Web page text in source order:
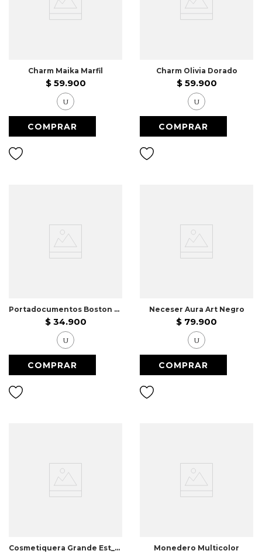
Charm Maika Marfil
$ 59.900
U
Charm Olivia Dorado
$ 59.900
U
Portadocumentos Boston Morado
$ 34.900
U
Neceser Aura Art Negro
$ 79.900
U
Cosmetiquera Grande Est_Print Monedero Multicolor